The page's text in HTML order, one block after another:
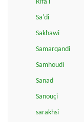
Rifa'i
Sa'di
Sakhawi
Samarqandi
Samhoudi
Sanad
Sanouçi
sarakhsi